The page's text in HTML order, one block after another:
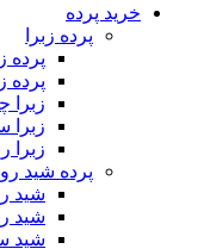
خرید پرده
پرده زبرا
پرده
پرده
زبرا
زبرا
زبرا
پرده شید
شید
شید
شید